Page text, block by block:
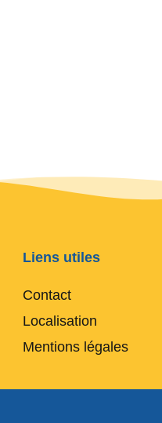
Liens utiles
Contact
Localisation
Mentions légales